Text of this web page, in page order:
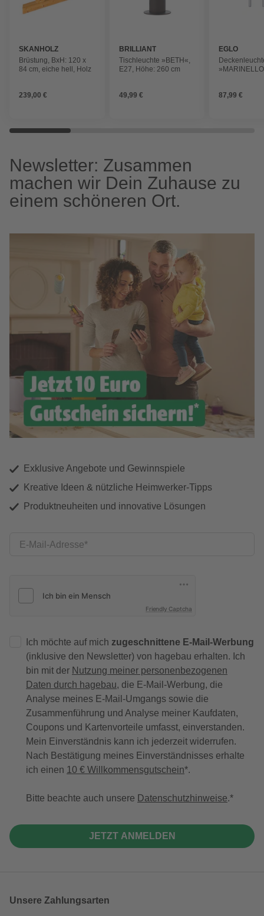
SKANHOLZ
Brüstung, BxH: 120 x
84 cm, eiche hell, Holz
239,00 €
BRILLIANT
Tischleuchte »BETH«,
E27, Höhe: 260 cm
49,99 €
EGLO
87,99 €
Newsletter: Zusammen
machen wir Dein Zuhause zu
einem schöneren Ort.
Exklusive Angebote und Gewinnspiele
Kreative Ideen & nützliche Heimwerker-Tipps
Produktneuheiten und innovative Lösungen
E-Mail-Adresse
Friendly Captcha
Ich möchte auf mich zugeschnittene E-Mail-Werbung
(inklusive den Newsletter) von hagebau erhalten. Ich
bin mit der Nutzung meiner personenbezogenen
Daten durch hagebau, die E-Mail-Werbung, die
Analyse meines E-Mail-Umgangs sowie die
Zusammenführung und Analyse meiner Kaufdaten,
Coupons und Kartenvorteile umfasst, einverstanden.
Mein Einverständnis kann ich jederzeit widerrufen.
Nach Bestätigung meines Einverständnisses erhalte
ich einen 10 € Willkommensgutschein*.
Bitte beachte auch unsere Datenschutzhinweise.
JETZT ANMELDEN
Unsere Zahlungsarten